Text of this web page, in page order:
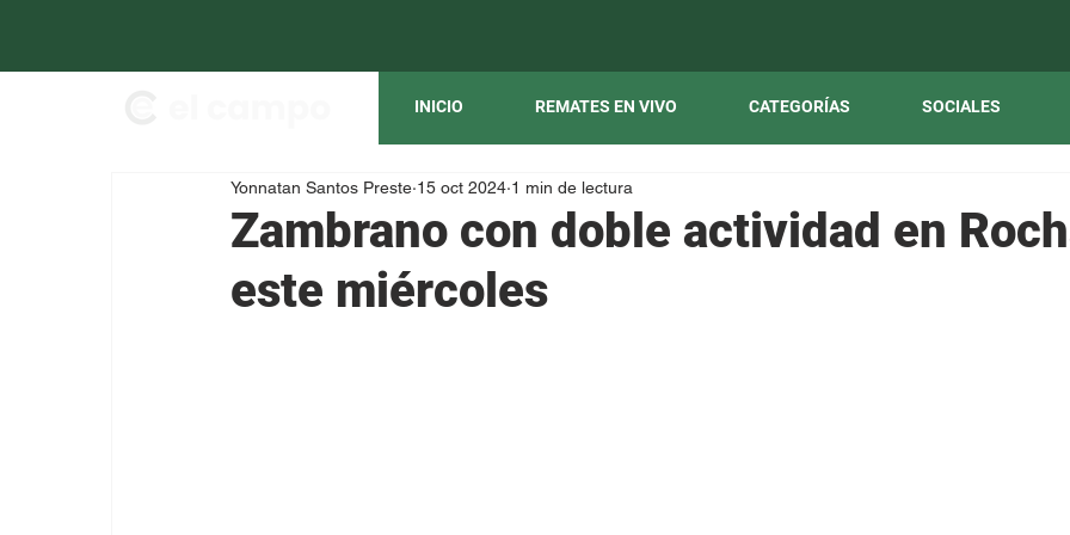
INICIO REMATES EN VIVO CATEGORÍAS SOCIALES
Zambrano con doble actividad en
este miércoles
Yonnatan Santos Preste 15 oct 2024 1 min de lectura